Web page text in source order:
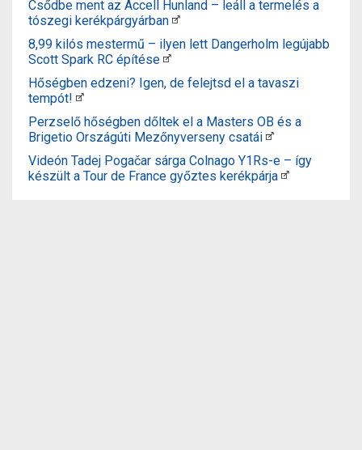
Csődbe ment az Accell Hunland – leáll a termelés a
tószegi kerékpárgyárban
8,99 kilós mestermű – ilyen lett Dangerholm legújabb
Scott Spark RC építése
Hőségben edzeni? Igen, de felejtsd el a tavaszi
tempót!
Perzselő hőségben dőltek el a Masters OB és a
Brigetio Országúti Mezőnyverseny csatái
Videón Tadej Pogačar sárga Colnago Y1Rs-e – így
készült a Tour de France győztes kerékpárja